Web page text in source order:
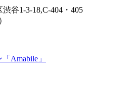
谷1-3-18,C-404・405